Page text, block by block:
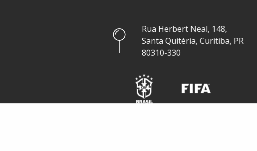
Rua Herbert Neal, 148,
Santa Quitéria, Curitiba, PR
80310-330